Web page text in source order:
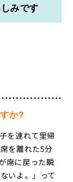
みです
か?
を連れて里帰
を離れた5分
席に戻った瞬
いよ。」って